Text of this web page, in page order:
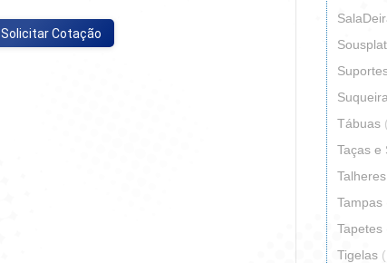
Solicitar Cotação
Sousplat
Suqueira
Tábuas
Taças e
Talheres
Tampas
Tapetes
Tigelas